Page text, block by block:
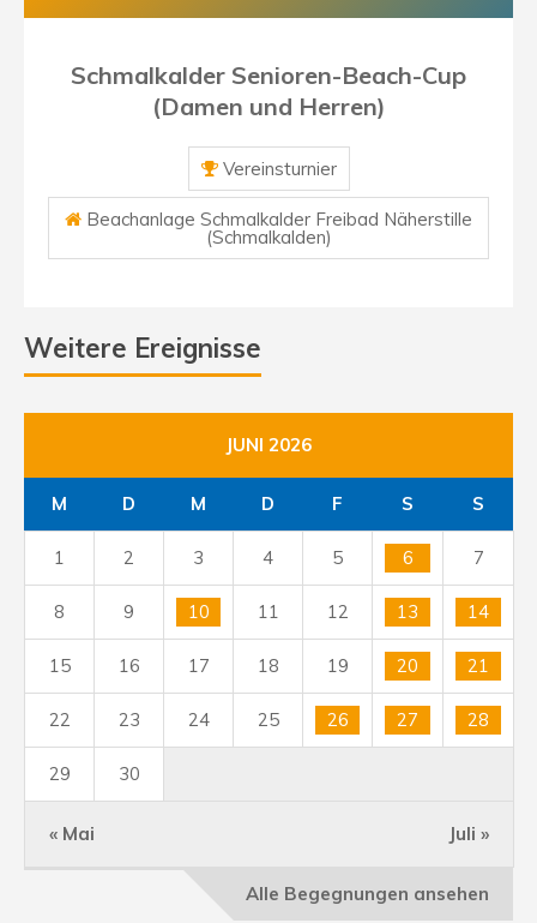
Schmalkalder Senioren-Beach-Cup
(Damen und Herren)
Vereinsturnier
Beachanlage Schmalkalder Freibad Näherstille
(Schmalkalden)
Weitere Ereignisse
JUNI 2026
M D M D F S S
« Mai Juli »
1 2 3 4 5 6 7
8 9 10 11 12 13 14
15 16 17 18 19 20 21
22 23 24 25 26 27 28
29 30
Alle Begegnungen ansehen